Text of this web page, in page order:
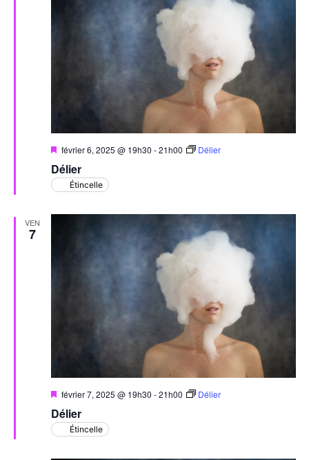
Délier
Mis
avant
février 6, 2025 @ 19h30 -21h00 Délier
Étincelle
VEN
7
Délier
Mis
avant
février 7, 2025 @ 19h30 -21h00 Délier
Étincelle